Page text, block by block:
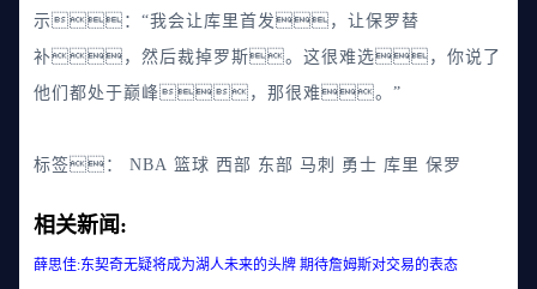
示：“我会让库里首发，让保罗替
补，然后裁掉罗斯。这很难选，你说了
他们都处于巅峰，那很难。”
标签： NBA 篮球 西部 东部 马刺 勇士 库里 保罗
相关新闻:
薛思佳:东契奇无疑将成为湖人未来的头牌 期待詹姆斯对交易的表态